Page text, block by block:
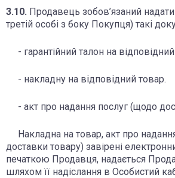
3.10. Продавець зобов’язаний
третій особі з боку Покупця) такі
- гарантійний талон на
- накладну на відповідний товар.
- акт про надання послуг (щодо
Накладна на товар, акт про
доставки товару) завірені
печаткою Продавця, надається
шляхом її надіслання в Особистий